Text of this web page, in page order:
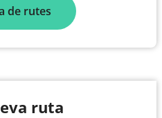
de rutes
ruta